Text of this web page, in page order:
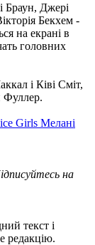
Браун, Джері
Бекхем -
на екрані в
головних
і Ківі Сміт,
Фуллер.
Girls Мелані
на
текст і
редакцію.